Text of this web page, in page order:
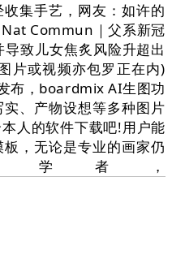
集手艺，网友：如许的
Commun｜父系新冠
致儿女焦炙风险升超出
片或视频亦包罗正在内)
布，boardmix AI生图功
、产物设想等多种图片
人的软件下载吧!用户能
，无论是专业的画家仍
学者，